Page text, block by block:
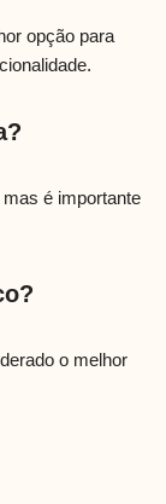
opção para
é importante
o melhor